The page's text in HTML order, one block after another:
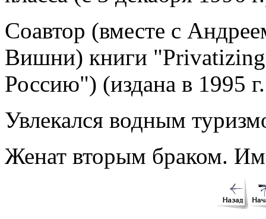
Соавтор (вместе с
Вишни) книги
Россию") (издана в
Увлекался водным
Женат вторым браком.